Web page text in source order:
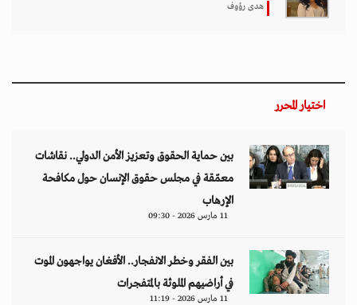
هدى رؤوف
اختيار المحرر
بين حماية الحقوق وتعزيز الأمن الدولي.. نقاشات
معمّقة في مجلس حقوق الإنسان حول مكافحة
الإرهاب
11 مارس 2026 - 09:30
بين الفقر وخطر الانفجار.. الأفغان يواجهون الموت
في أراضيهم الملوثة بالمتفجرات
11 مارس 2026 - 11:19